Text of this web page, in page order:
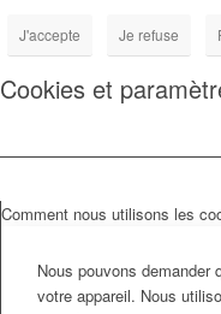
J'accepte Je refuse
Cookies et
Comment nous utilisons les
Nous pouvons
votre appareil. Nous